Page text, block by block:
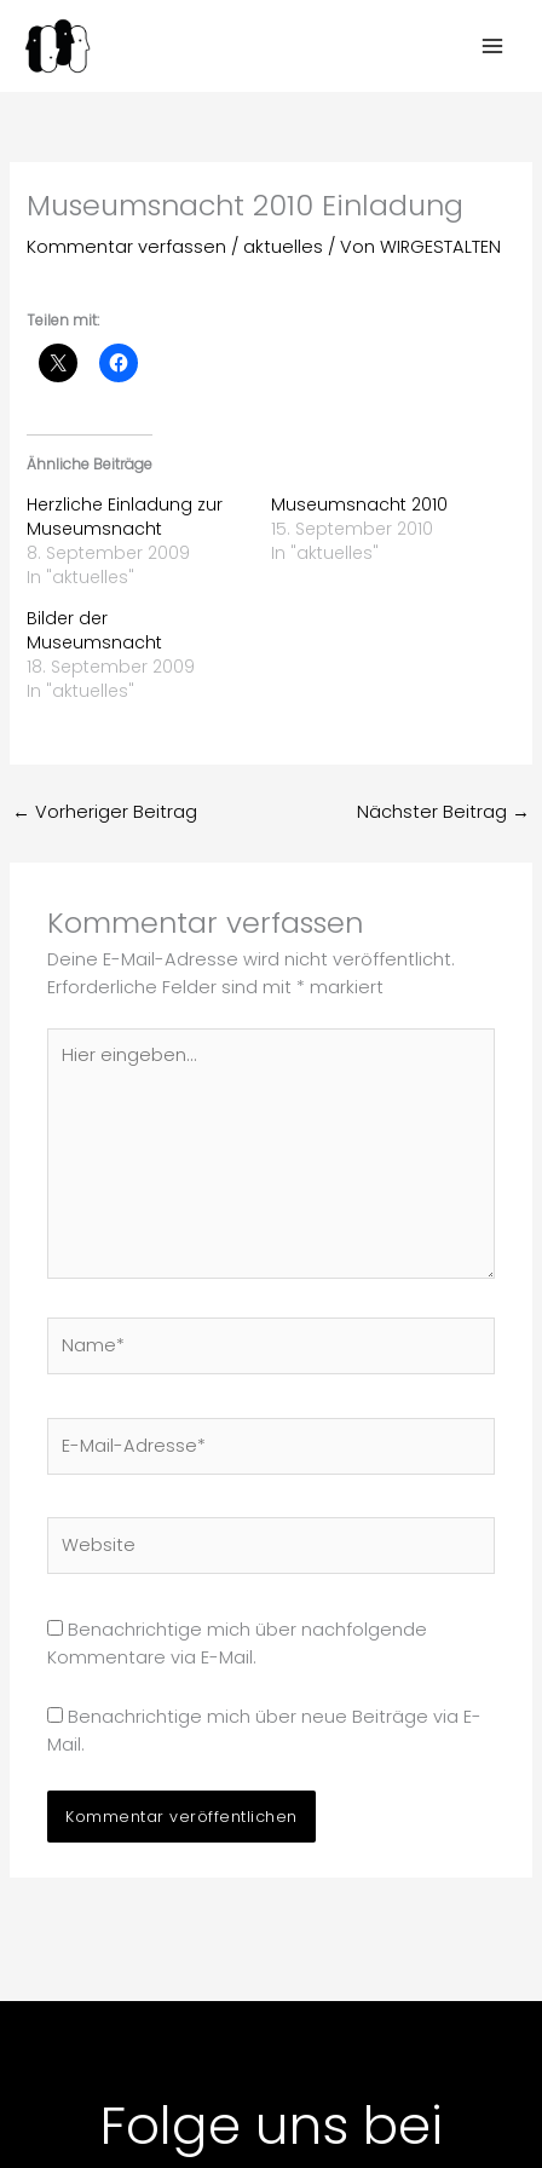
Inhalt
springen
Museumsnacht 2010 Einladung
Kommentar verfassen / aktuelles / VonWIRGESTALTEN
Teilen mit:
Ähnliche Beiträge
Herzliche Einladung zur
Museumsnacht
8. September 2009
In "aktuelles"
Museumsnacht 2010
15. September 2010
In "aktuelles"
Bilder der
Museumsnacht
18. September 2009
In "aktuelles"
← Vorheriger Beitrag Nächster Beitrag →
Kommentar verfassen
Deine E-Mail-Adresse wird nicht veröffentlicht.
Erforderliche Felder sind mit * markiert
eingeben…
Mail-
Benachrichtige mich über nachfolgende
Kommentare via E-Mail.
Benachrichtige mich über neue Beiträge via E-
Mail.
Folge uns bei